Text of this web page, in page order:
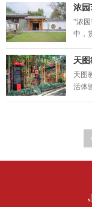
憬。
奋斗
浓园
“浓
中，
帜之
精心
是
天
天图
活体
化艺